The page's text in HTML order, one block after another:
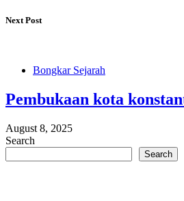
Next Post
Bongkar Sejarah
Pembukaan kota
August 8, 2025
Search
Search